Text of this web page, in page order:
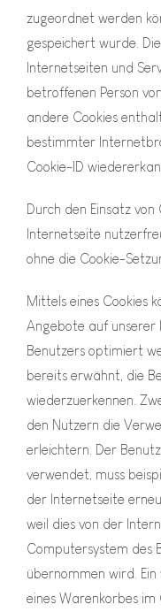
zugeordnet werden
gespeichert wurde.
Internetseiten und
betroffenen Person
andere Cookies
bestimmter
Cookie-ID
Durch den Einsatz
Internetseite
ohne die Cookie-
Mittels eines Cookies
Angebote auf unserer
Benutzers optimiert
bereits erwähnt, die
wiederzuerkennen.
den Nutzern die
erleichtern. Der
verwendet, muss
der Internetseite
weil dies von der
Computersystem des
übernommen wird.
eines Warenkorbes im